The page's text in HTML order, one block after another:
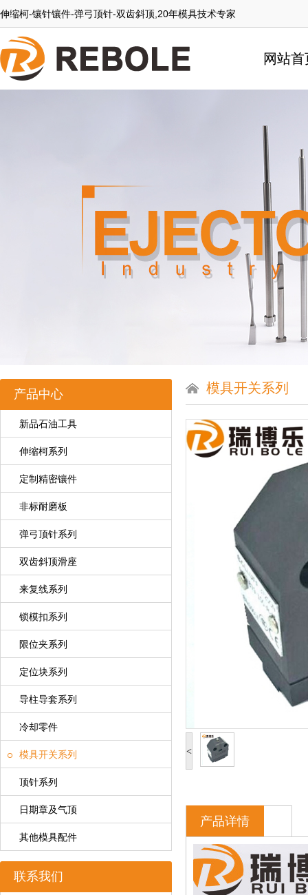
伸缩柯-镶针镶件-弹弓顶针-双齿斜顶,20年模具技术专家
网站首
产品中心
新品石油工具
伸缩柯系列
定制精密镶件
非标耐磨板
弹弓顶针系列
双齿斜顶滑座
来复线系列
锁模扣系列
限位夹系列
定位块系列
导柱导套系列
冷却零件
模具开关系列
顶针系列
日期章及气顶
其他模具配件
联系我们
模具开关系列
<
产品详情